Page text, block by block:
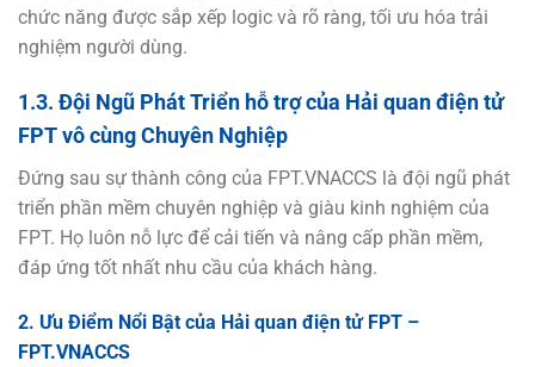
chức năng được sắp xếp logic và rõ ràng, tối ưu hóa trải
nghiệm người dùng.
1.3. Đội Ngũ Phát Triển hỗ trợ của Hải quan điện tử
FPT vô cùng Chuyên Nghiệp
Đứng sau sự thành công của FPT.VNACCS là đội ngũ phát
triển phần mềm chuyên nghiệp và giàu kinh nghiệm của
FPT. Họ luôn nỗ lực để cải tiến và nâng cấp phần mềm,
đáp ứng tốt nhất nhu cầu của khách hàng.
2. Ưu Điểm Nổi Bật của Hải quan điện tử FPT –
FPT.VNACCS